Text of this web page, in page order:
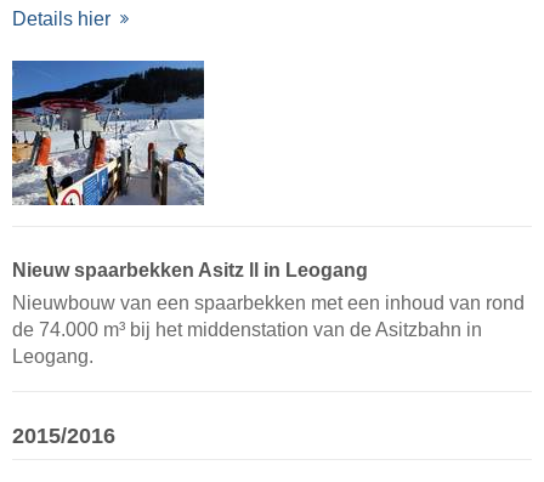
Details hier
Nieuw spaarbekken Asitz ll in Leogang
Nieuwbouw van een spaarbekken met een inhoud van rond
de 74.000 m³ bij het middenstation van de Asitzbahn in
Leogang.
2015/2016